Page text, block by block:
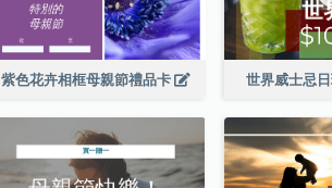
紫色花卉相框母親節禮品卡 世界威士忌